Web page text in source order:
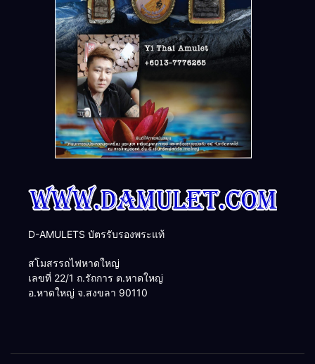
D-AMULETS บัตรรับรองพระแท้
สโมสรรถไฟหาดใหญ่
เลขที่ 22/1 ถ.รัถการ ต.หาดใหญ่
อ.หาดใหญ่ จ.สงขลา 90110